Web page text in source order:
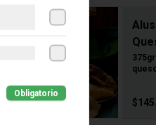
Obligatorio